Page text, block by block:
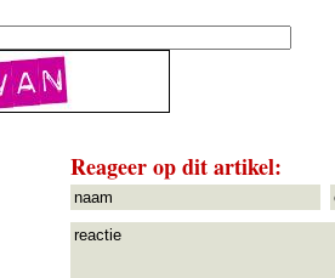
Reageer op dit artikel: